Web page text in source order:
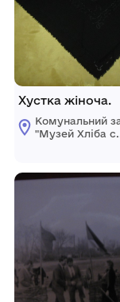
Хустка жіноча.
Комунальний
"Музей Хліба с.